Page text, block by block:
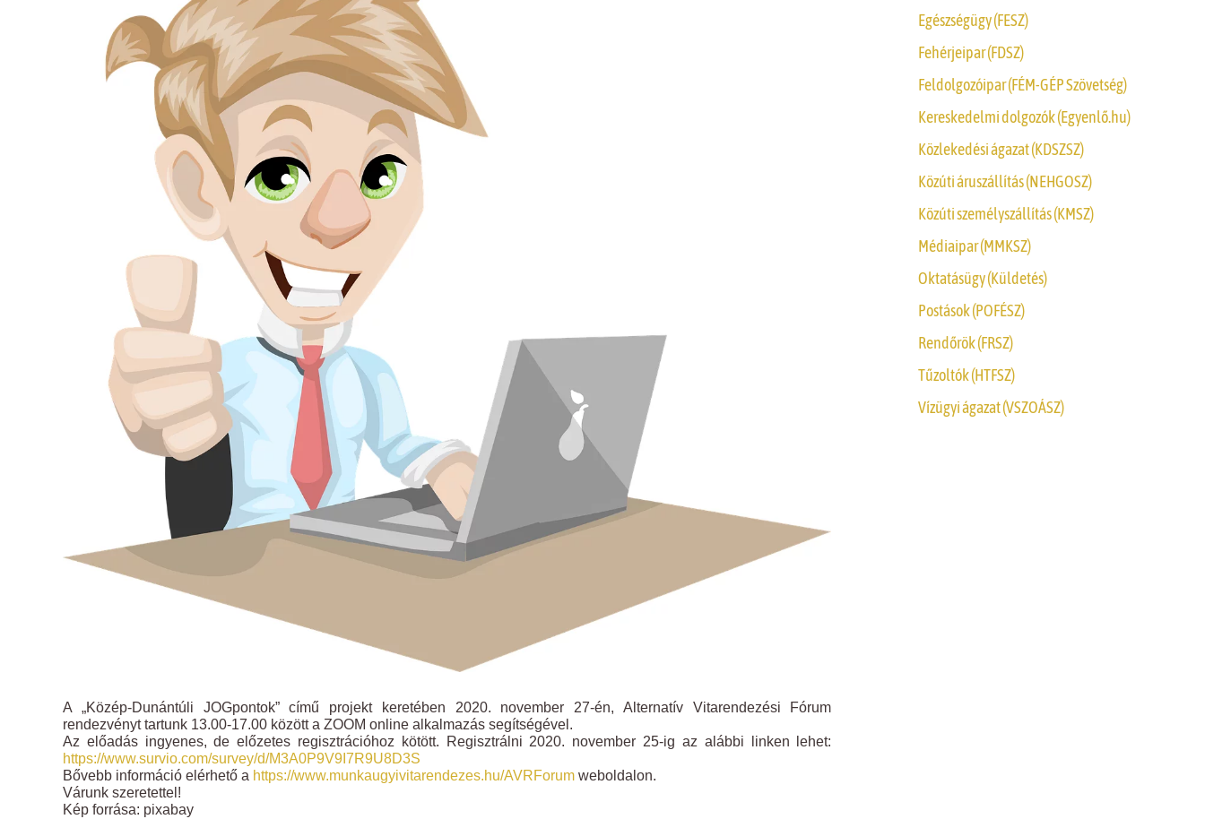
A „Közép-Dunántúli JOGpontok” című projekt keretében 2020. november 27-én, Alternatív Vitarendezési Fórum
rendezvényt tartunk 13.00-17.00 között a ZOOM online alkalmazás segítségével.
Az előadás ingyenes, de előzetes regisztrációhoz kötött. Regisztrálni 2020. november 25-ig az alábbi linken lehet:
https://www.survio.com/survey/d/M3A0P9V9I7R9U8D3S
Bővebb információ elérhető a https://www.munkaugyivitarendezes.hu/AVRForum weboldalon.
Várunk szeretettel!
Kép forrása: pixabay
Egészségügy (FESZ)
Fehérjeipar (FDSZ)
Feldolgozóipar (FÉM-GÉP Szövetség)
Kereskedelmi dolgozók (Egyenlő.hu)
Közlekedési ágazat (KDSZSZ)
Közúti áruszállítás (NEHGOSZ)
Közúti személyszállítás (KMSZ)
Médiaipar (MMKSZ)
Oktatásügy (Küldetés)
Postások (POFÉSZ)
Rendőrök (FRSZ)
Tűzoltók (HTFSZ)
Vízügyi ágazat (VSZOÁSZ)